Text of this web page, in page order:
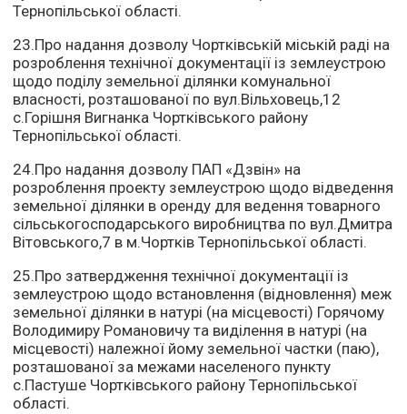
Тернопільської області.
23.Про надання дозволу Чортківській міській раді на
розроблення технічної документації із землеустрою
щодо поділу земельної ділянки комунальної
власності, розташованої по вул.Вільховець,12
с.Горішня Вигнанка Чортківського району
Тернопільської області.
24.Про надання дозволу ПАП «Дзвін» на
розроблення проекту землеустрою щодо відведення
земельної ділянки в оренду для ведення товарного
сільськогосподарського виробництва по вул.Дмитра
Вітовського,7 в м.Чортків Тернопільської області.
25.Про затвердження технічної документації із
землеустрою щодо встановлення (відновлення) меж
земельної ділянки в натурі (на місцевості) Горячому
Володимиру Романовичу та виділення в натурі (на
місцевості) належної йому земельної частки (паю),
розташованої за межами населеного пункту
с.Пастуше Чортківського району Тернопільської
області.